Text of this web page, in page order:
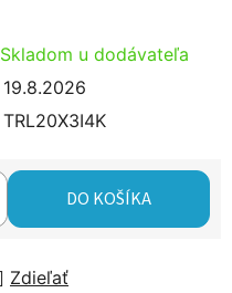
Skladom u dodávateľa
19.8.2026
TRL20X3I4K
DO KOŠÍKA
Zdieľať